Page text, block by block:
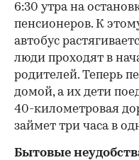
6:30 утра на
пенсионеров. К
автобус
люди проходят в
родителей. Теперь
домой, а их дети
40-километровая
займет три часа в
Бытовые